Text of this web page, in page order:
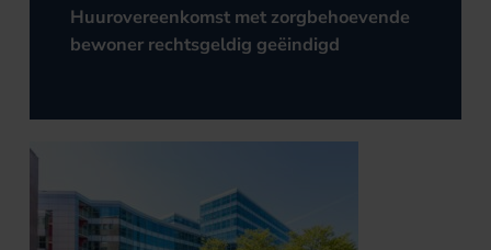
Huurovereenkomst met zorgbehoevende
bewoner rechtsgeldig geëindigd